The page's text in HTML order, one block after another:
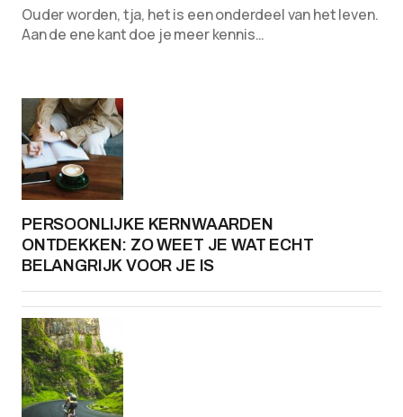
Ouder worden, tja, het is een onderdeel van het leven.
Aan de ene kant doe je meer kennis…
PERSOONLIJKE KERNWAARDEN
ONTDEKKEN: ZO WEET JE WAT ECHT
BELANGRIJK VOOR JE IS